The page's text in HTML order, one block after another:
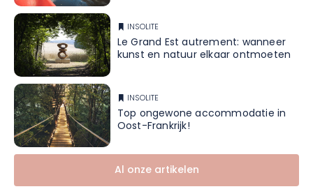
INSOLITE
Le Grand Est autrement: wanneer
kunst en natuur elkaar ontmoeten
INSOLITE
Top ongewone accommodatie in
Oost-Frankrijk!
Al onze artikelen